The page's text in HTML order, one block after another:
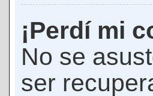
¡Perdí mi
No se
ser